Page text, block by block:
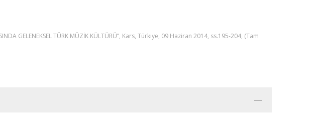
GELENEKSEL TÜRK MÜZİK KÜLTÜRÜ”, Kars, Türkiye, 09 Haziran 2014, ss.195-204, (Tam